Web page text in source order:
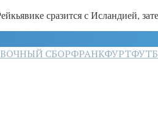
сразится с Исландией,
СБОРФРАНКФУРТ